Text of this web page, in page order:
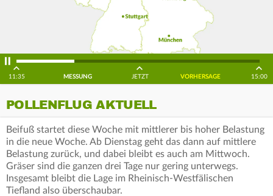
11:35 MESSUNG JETZT VORHERSAGE 15:00
POLLENFLUG AKTUELL
Beifuß startet diese Woche mit mittlerer bis hoher Belastung
in die neue Woche. Ab Dienstag geht das dann auf mittlere
Belastung zurück, und dabei bleibt es auch am Mittwoch.
Gräser sind die ganzen drei Tage nur gering unterwegs.
Insgesamt bleibt die Lage im Rheinisch-Westfälischen
Tiefland also überschaubar.